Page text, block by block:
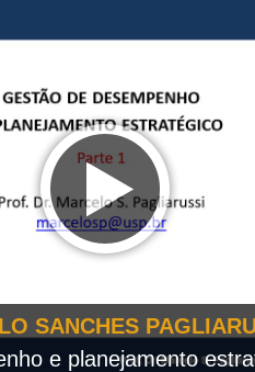
SANCHES
e planejamento